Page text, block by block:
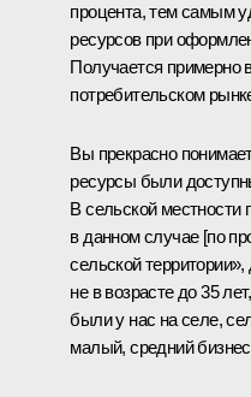
процента, тем самым
ресурсов при
Получается примерно
потребительском
Вы прекрасно
ресурсы были
В сельской местности
в данном случае [по
сельской территории»,
не в возрасте до 35
были у нас на селе,
малый, средний